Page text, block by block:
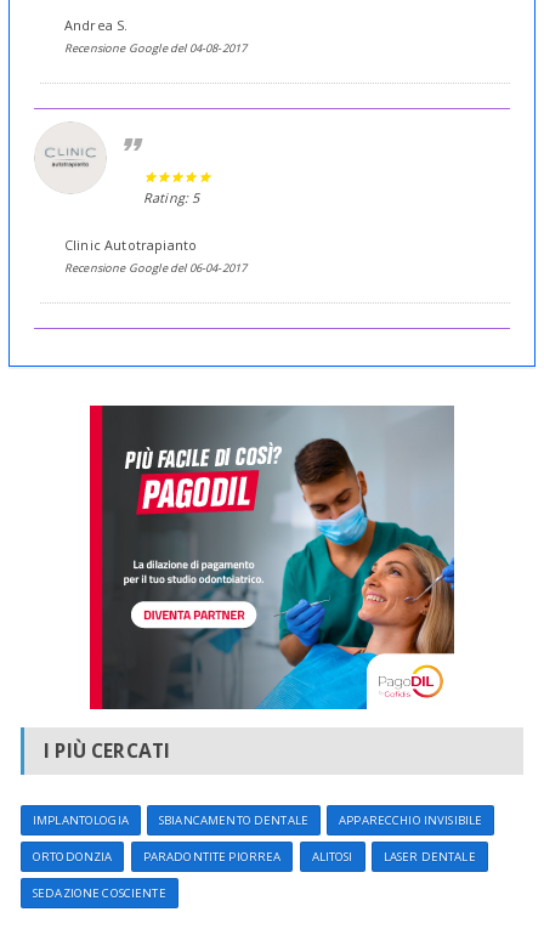
Andrea S.
Recensione Google del 04-08-2017
Rating: 5
Clinic Autotrapianto
Recensione Google del 06-04-2017
I PIÙ CERCATI
IMPLANTOLOGIA SBIANCAMENTO DENTALE APPARECCHIO INVISIBILE
ORTODONZIA PARADONTITE PIORREA ALITOSI LASER DENTALE
SEDAZIONE COSCIENTE